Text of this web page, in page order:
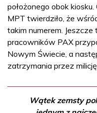
położonego obok
MPT twierdziło, że
takim numerem.
pracowników PAX
Nowym Świecie, a
zatrzymania przez milicję.
Wątek zemsty